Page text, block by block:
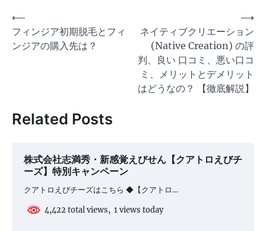
投
稿
ナ
ー
シ
ン
⟵
フィンジア初期脱毛とフィ
ンジアの購入先は？
ネイティブクリエーション
(Native Creation) の評
判、良い 口コミ、悪い口コ
ミ、メリットとデメリット
はどうなの？ 【徹底解説】
⟶
Related Posts
株式会社志満秀・新感覚えびせん【クアトロえびチ
ーズ】特別キャンペーン
クアトロえびチーズはこちら ◆【クアトロ…
4,422 total views, 1 views today